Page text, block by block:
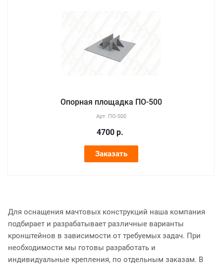
Опорная площадка ПО-500
Арт. ПО-500
4700 р.
Заказать
Для оснащения мачтовых конструкций наша компания
подбирает и разрабатывает различные варианты
кронштейнов в зависимости от требуемых задач. При
необходимости мы готовы разработать и
индивидуальные крепления, по отдельным заказам. В